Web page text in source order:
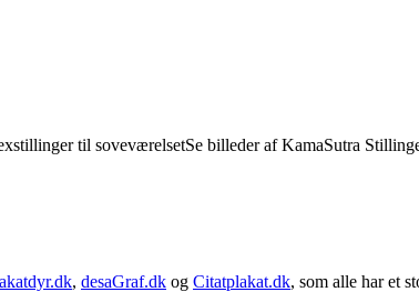
til soveværelsetSe billeder af KamaSutra
, desaGraf.dk og Citatplakat.dk, som alle har et